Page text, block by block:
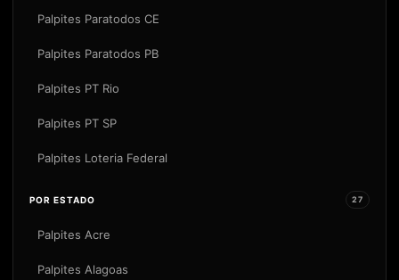
Palpites Paratodos CE
Palpites Paratodos PB
Palpites PT Rio
Palpites PT SP
Palpites Loteria Federal
POR ESTADO 27
Palpites Acre
Palpites Alagoas